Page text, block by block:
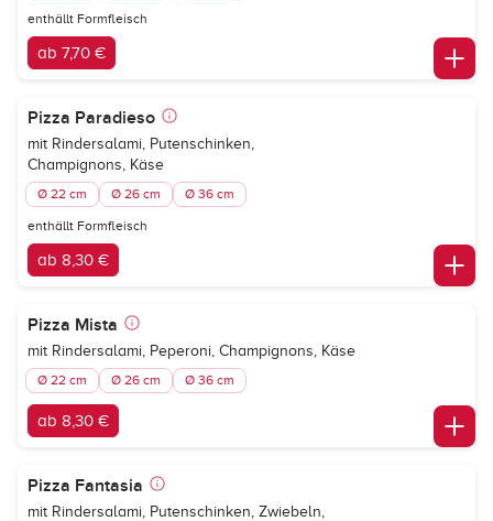
enthällt Formfleisch
ab 7,70 €
Pizza Paradieso
mit Rindersalami, Putenschinken,
Champignons, Käse
Ø 22 cm Ø 26 cm Ø 36 cm
enthällt Formfleisch
ab 8,30 €
Pizza Mista
mit Rindersalami, Peperoni, Champignons, Käse
Ø 22 cm Ø 26 cm Ø 36 cm
ab 8,30 €
Pizza Fantasia
mit Rindersalami, Putenschinken, Zwiebeln,